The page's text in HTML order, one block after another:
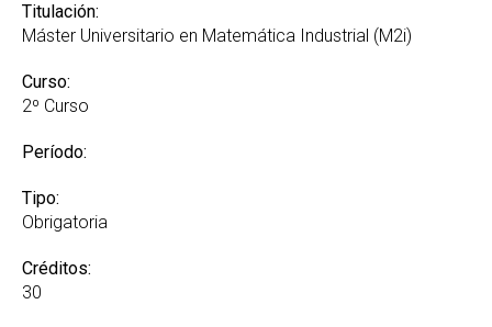
Titulación:
Máster Universitario en Matemática Industrial (M2i)
Curso:
2º Curso
Período:
Tipo:
Obrigatoria
Créditos:
30